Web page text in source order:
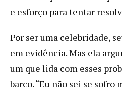
e esforço para tentar
Por ser uma celebridade,
em evidência. Mas ela
um que lida com esses
barco. “Eu não sei se sofro